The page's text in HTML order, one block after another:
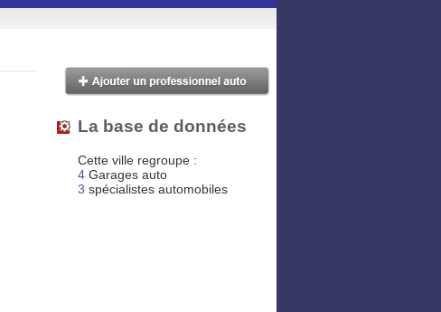
La base de données
Cette ville regroupe :
4 Garages auto
3 spécialistes automobiles